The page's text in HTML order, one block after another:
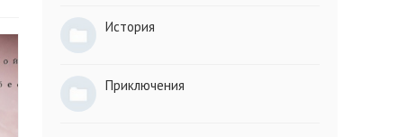
История
Приключения